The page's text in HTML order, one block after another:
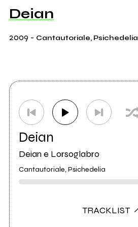
Deian
2009 - Cantautoriale, Psichedelia
Deian
Deian e Lorsoglabro
Cantautoriale, Psichedelia
TRACKLIST